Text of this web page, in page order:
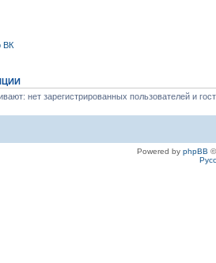
ВК
нет зарегистрированных пользователей и
Powered by phpBB